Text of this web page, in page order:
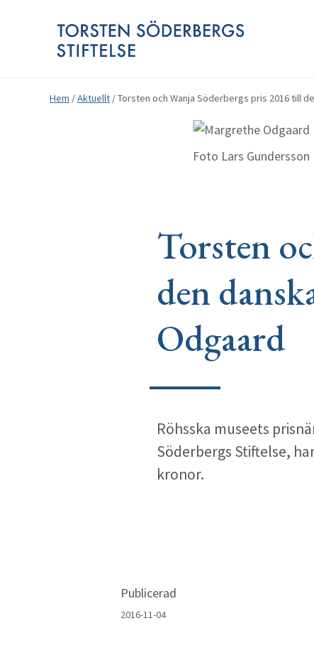
Hem /Aktuellt /Torsten och Wanja Söderbergs pris 2016 till
Foto Lars Gundersson
Torsten
den
Odgaard
Röhsska museets
Söderbergs Stiftelse,
kronor.
Publicerad
2016-11-04